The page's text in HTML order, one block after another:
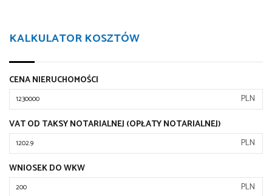
KALKULATOR KOSZTÓW
CENA NIERUCHOMOŚCI
PLN
VAT OD TAKSY NOTARIALNEJ (OPŁATY NOTARIALNEJ)
PLN
WNIOSEK DO WKW
PLN